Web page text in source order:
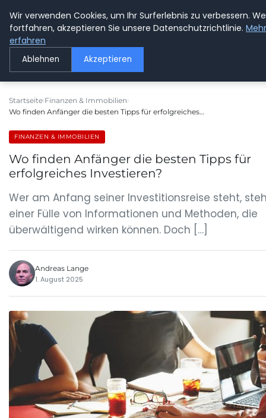
GETOESE IN MOESE
Startseite Finanzen & Immobilien
Wo finden Anfänger die besten Tipps für erfolgreiches…
FINANZEN & IMMOBILIEN
Wo finden Anfänger die besten Tipps für
erfolgreiches Investieren?
Wer am Anfang seiner Investitionsreise steht,
einer Fülle von Informationen und Methoden, die
überwältigend wirken können. Doch […]
Andreas Lange
1. August 2025
Wir verwenden Cookies, um Ihr Surferlebnis zu verbessern.
fortfahren, akzeptieren Sie unsere Datenschutzrichtlinie. Mehr
erfahren
Ablehnen Akzeptieren